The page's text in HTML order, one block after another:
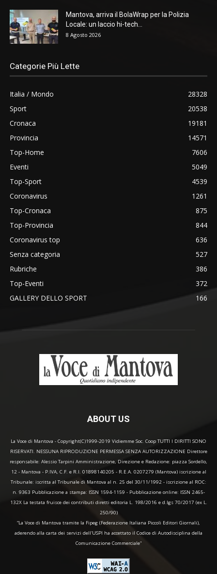
Mantova, arriva il BolaWrap per la Polizia
Locale: un laccio hi-tech...
8 Agosto 2026
Categorie Più Lette
Italia / Mondo
28328
Sport
20538
Cronaca
19181
Provincia
14571
Top-Home
7606
Eventi
5049
Top-Sport
4539
Coronavirus
1261
Top-Cronaca
875
Top-Provincia
844
Coronavirus top
636
Senza categoria
527
Rubriche
386
Top-Eventi
372
GALLERY DELLO SPORT
166
ABOUT US
La Voce di Mantova - Copyright(C)1999-2019 Vidiemme Soc. Coop TUTTI I DIRITTI SONO
RISERVATI. NESSUNA RIPRODUZIONE PERMESSA SENZA AUTORIZZAZIONE Direttore
responsabile: Alessio Tarpini Amministrazione, Direzione e Redazione: piazza Sordello,
12 - Mantova - P.IVA, C.F. e R.I. 01898140205 - R.E.A. 0207279 (Mantova) iscrizione al
Tribunale: iscritta al Tribunale di Mantova al n. 25 del 30/11/1992 - iscrizione al ROC:
n. 9363 Pubblicazione a stampa: ISSN 1594-1159 - Pubblicazione online: ISSN 2465-
132X La testata fruisce dei contributi diretti editoria L. 198/2016 e d.lgs 70/2017 (ex L.
250/90)
“La Voce di Mantova tramite la Fipeg (Federazione Italiana Piccoli Editori Giornali),
aderendo alla carta dei servizi dell'USPI ha accettato il Codice di Autodisciplina della
Comunicazione Commerciale"